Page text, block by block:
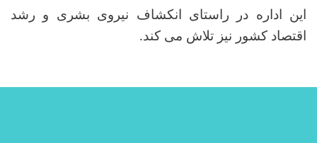
این اداره در راستای انکشاف نیروی بشری و رشد
اقتصاد کشور نیز تلاش می کند.